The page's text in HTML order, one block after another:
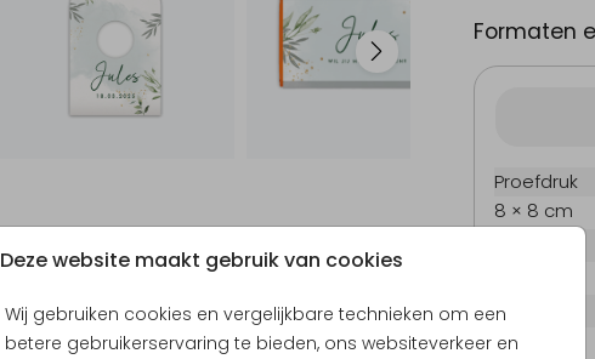
Deze website maakt gebruik van cookies
Wij gebruiken cookies en vergelijkbare technieken om een
betere gebruikerservaring te bieden, ons websiteverkeer en
Formaten
Proefdruk
8 × 8 cm
13 × 13 cm
15 × 15 cm